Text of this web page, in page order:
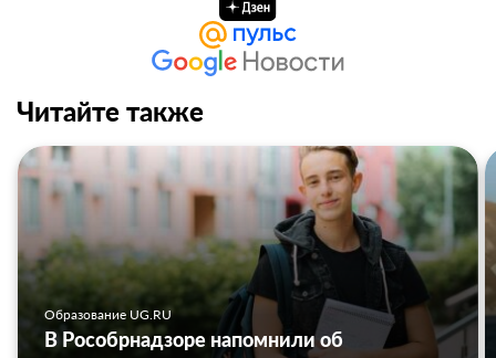
Читайте также
Образование UG.RU
В Рособрнадзоре напомнили об